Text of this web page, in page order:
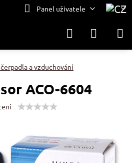
Panel uživatele
a vzduchování
ACO-6604